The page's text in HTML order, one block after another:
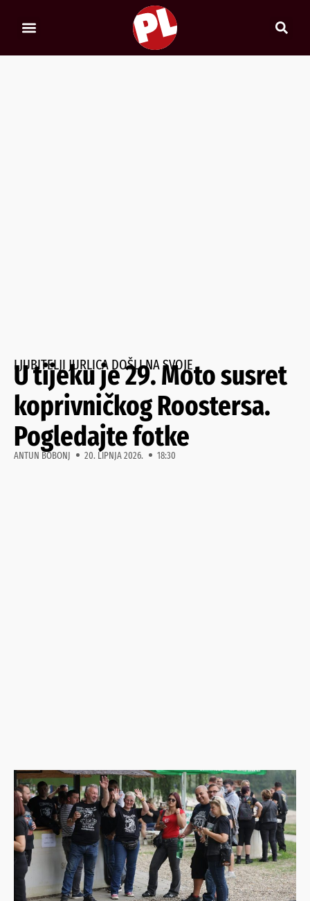
LJUBITELJI JURLICA DOŠLI NA SVOJE
U tijeku je 29. Moto susret
koprivničkog Roostersa.
Pogledajte fotke
ANTUN BOBONJ 20. LIPNJA 2026. 18:30